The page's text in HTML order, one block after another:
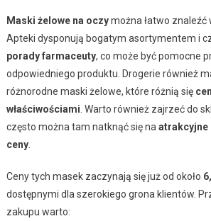
Maski żelowe na oczymożna łatwo znaleźć
Apteki dysponują bogatym asortymentem i
porady farmaceuty, co może być pomocne
odpowiedniego produktu. Drogerie również
różnorodne maski żelowe, które różnią się
właściwościami . Warto również zajrzeć do
często można tam natknąć się na
ceny.
Ceny tych masek zaczynają się już od około
dostępnymi dla szerokiego grona klientów.
zakupu warto: